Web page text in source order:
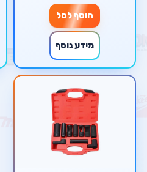
הוסף לסל
מידע נוסף